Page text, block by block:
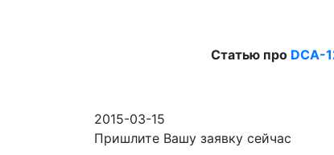
Статью про DCA-
2015-03-15
Пришлите Вашу заявку сейчас